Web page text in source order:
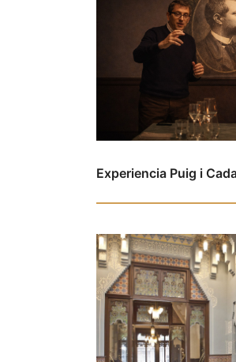
Experiencia Puig i